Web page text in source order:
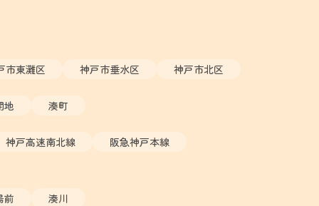
市東灘区 神戸市垂水区 神戸市北区
地 湊町
神戸高速南北線
阪急神戸本線
前 湊川